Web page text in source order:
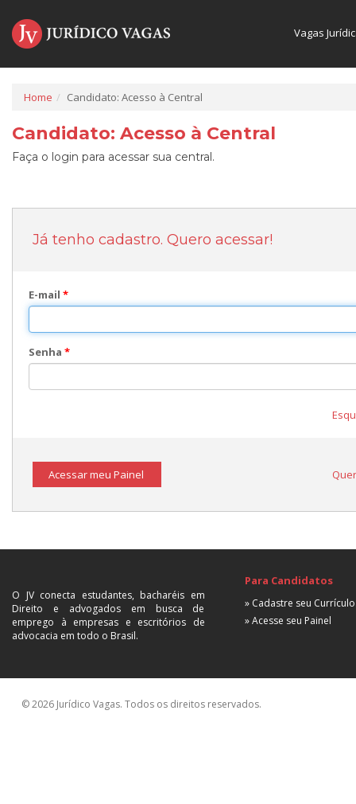
Vagas
Home Candidato: Acesso à Central
Candidato: Acesso à Central
Faça o login para acessar sua central.
Já tenho cadastro. Quero acessar!
E-mail *
Senha *
Acessar meu Painel
O JV conecta estudantes, bacharéis em
Direito e advogados em busca de
emprego à empresas e escritórios de
advocacia em todo o Brasil.
Para Candidatos
» Cadastre seu Currículo
» Acesse seu Painel
© 2026 Jurídico Vagas. Todos os direitos reservados.